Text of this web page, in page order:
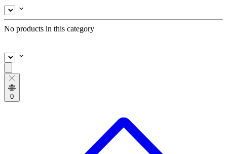
No products in this category
0